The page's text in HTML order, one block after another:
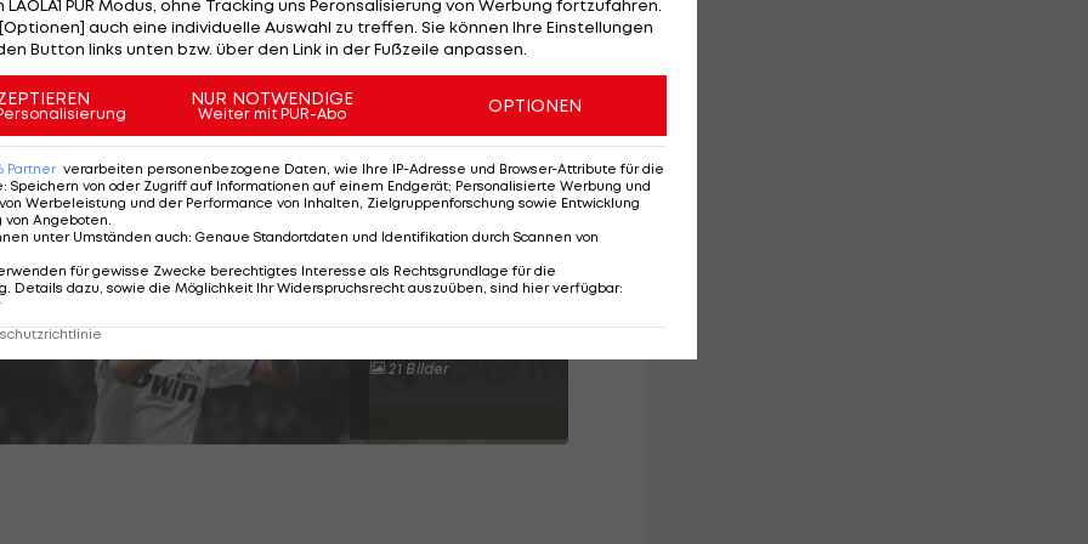
zunächst die EM an, bei der man in einer Gruppe mit
Transfers des Jahrtausends
SLIDESHOW
STARTEN
21 Bilder
PUR Modus, ohne Tracking uns Peronsalisierung von Werbung fortzufahren.
auch eine individuelle Auswahl zu treffen. Sie können Ihre Einstellungen
Button links unten bzw. über den Link in der Fußzeile anpassen.
NUR NOTWENDIGE
Weiter mit PUR-Abo OPTIONEN
Partner verarbeiten personenbezogene Daten, wie Ihre IP-Adresse und Browser-Attribute für die
: Speichern von oder Zugriff auf Informationen auf einem Endgerät; Personalisierte Werbung und
Werbeleistung und der Performance von Inhalten, Zielgruppenforschung sowie Entwicklung
von Angeboten.
unter Umständen auch: Genaue Standortdaten und Identifikation durch Scannen von
für gewisse Zwecke berechtigtes Interesse als Rechtsgrundlage für die
Details dazu, sowie die Möglichkeit Ihr Widerspruchsrecht auszuüben, sind hier verfügbar: